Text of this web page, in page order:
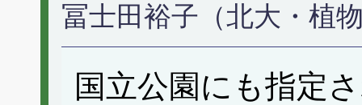
冨士田裕子（北大・植
国立公園にも指定